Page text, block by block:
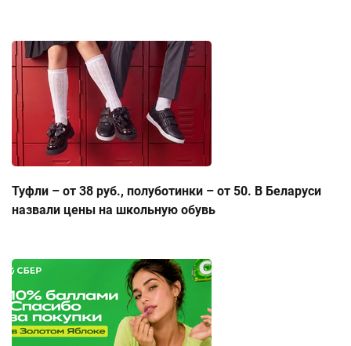
Туфли – от 38 руб., полуботинки – от 50. В Беларуси
назвали цены на школьную обувь